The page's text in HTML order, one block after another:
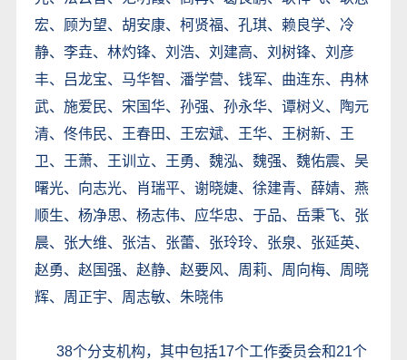
宏、顾为望、胡安康、柯贤福、孔琪、赖良学、冷
静、李垚、林灼锋、刘浩、刘建高、刘树锋、刘彦
丰、吕龙宝、马华智、潘学营、钱军、曲连东、冉林
武、施爱民、宋国华、孙强、孙永华、谭树义、陶元
清、佟伟民、王春田、王宏斌、王华、王树新、王
卫、王萧、王训立、王勇、魏泓、魏强、魏佑震、吴
曙光、向志光、肖瑞平、谢晓婕、徐建青、薛婧、燕
顺生、杨净思、杨志伟、应华忠、于品、岳秉飞、张
晨、张大维、张洁、张蕾、张玲玲、张泉、张延英、
赵勇、赵国强、赵静、赵要风、周莉、周向梅、周晓
辉、周正宇、周志敏、朱晓伟
38个分支机构，其中包括17个工作委员会和21个